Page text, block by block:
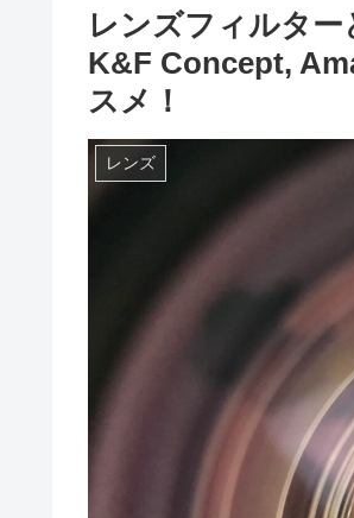
レンズフィルタ
K&F Concept,
スメ！
レンズ